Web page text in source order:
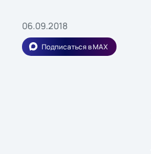
06.09.2018
Подписаться в MAX